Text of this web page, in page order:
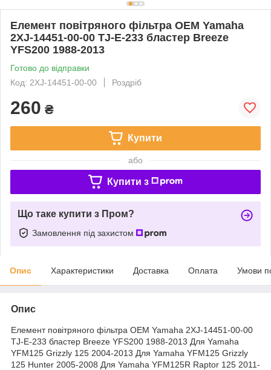
Елемент повітряного фільтра OEM Yamaha
2XJ-14451-00-00 TJ-E-233 бластер Breeze
YFS200 1988-2013
Готово до відправки
Код: 2XJ-14451-00-00
Роздріб
260 ₴
Купити
або
Купити з
Що таке купити з Пром?
Замовлення під захистом
Опис Характеристики Доставка Оплата Умови
Опис
Елемент повітряного фільтра OEM Yamaha 2XJ-14451-00-00
TJ-E-233 бластер Breeze YFS200 1988-2013 Для Yamaha
YFM125 Grizzly 125 2004-2013 Для Yamaha YFM125 Grizzly
125 Hunter 2005-2008 Для Yamaha YFM125R Raptor 125 2011-